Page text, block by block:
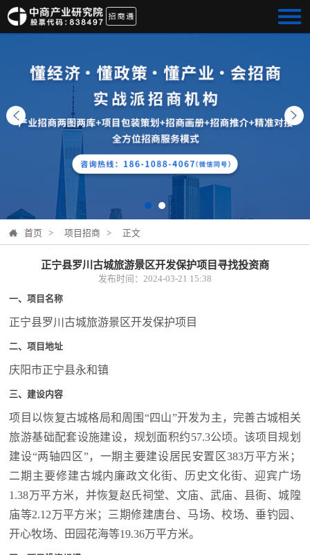
首页 > 项目招商 > 正文
正宁县罗川古城旅游景区开发保护项目寻找投资商
发布时间：2024-03-21 15:38
一、项目名称
正宁县罗川古城旅游景区开发保护项目
二、项目地址
庆阳市正宁县永和镇
三、建设内容
项目以恢复古城格局和周围“四山”开发为主，完善古城相关
旅游基础配套设施建设，规划面积约57.3公顷。该项目规划
建设“两轴四区”，一期主要建设居民安置区383万平方米；
二期主要修建古城内廉政文化街、历史文化街、迎宾广场
1.38万平方米，并恢复赵氏祠堂、文庙、武庙、县衙、城隍
庙等2.12万平方米；三期修建唐台、马场、校场、垂钓园、
开心牧场、田园花海等19.36万平方米。